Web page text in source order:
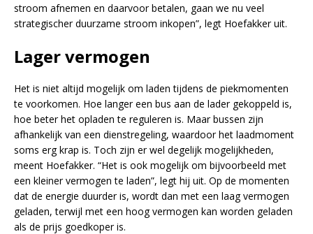
stroom afnemen en daarvoor betalen, gaan we nu veel
strategischer duurzame stroom inkopen”, legt Hoefakker uit.
Lager vermogen
Het is niet altijd mogelijk om laden tijdens de piekmomenten
te voorkomen. Hoe langer een bus aan de lader gekoppeld is,
hoe beter het opladen te reguleren is. Maar bussen zijn
afhankelijk van een dienstregeling, waardoor het laadmoment
soms erg krap is. Toch zijn er wel degelijk mogelijkheden,
meent Hoefakker. “Het is ook mogelijk om bijvoorbeeld met
een kleiner vermogen te laden”, legt hij uit. Op de momenten
dat de energie duurder is, wordt dan met een laag vermogen
geladen, terwijl met een hoog vermogen kan worden geladen
als de prijs goedkoper is.